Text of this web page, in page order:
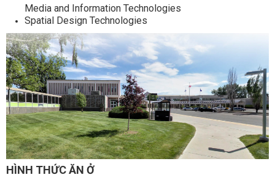
Media and Information Technologies
Spatial Design Technologies
HÌNH THỨC ĂN Ở